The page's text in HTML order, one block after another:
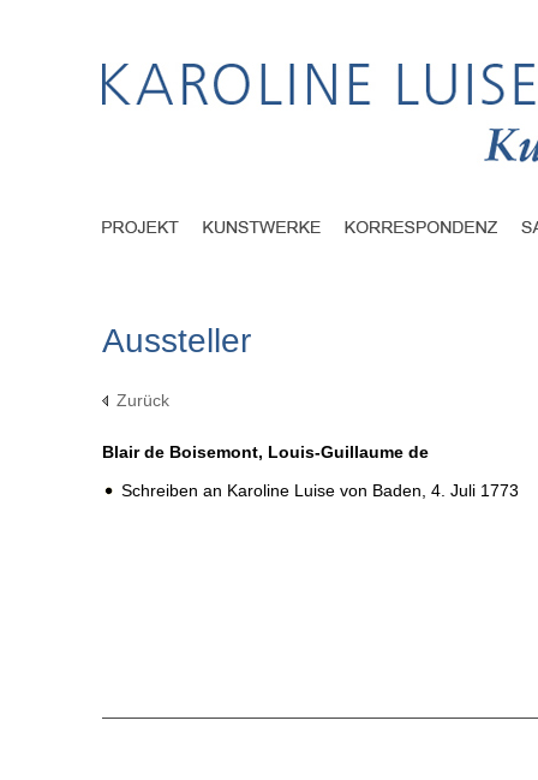
Aussteller
Zurück
Blair de Boisemont, Louis-Guillaume de
Schreiben an Karoline Luise von Baden, 4. Juli 1773